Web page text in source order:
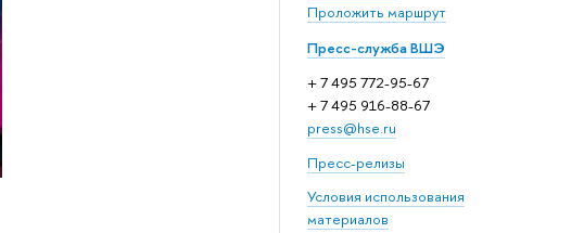
Проложить маршрут
Пресс-служба ВШЭ
+ 7 495 772-95-67
+ 7 495 916-88-67
press@hse.ru
Пресс-релизы
Условия использования
материалов